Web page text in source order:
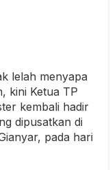
lelah menyapa
kini Ketua TP
kembali hadir
dipusatkan di
pada hari